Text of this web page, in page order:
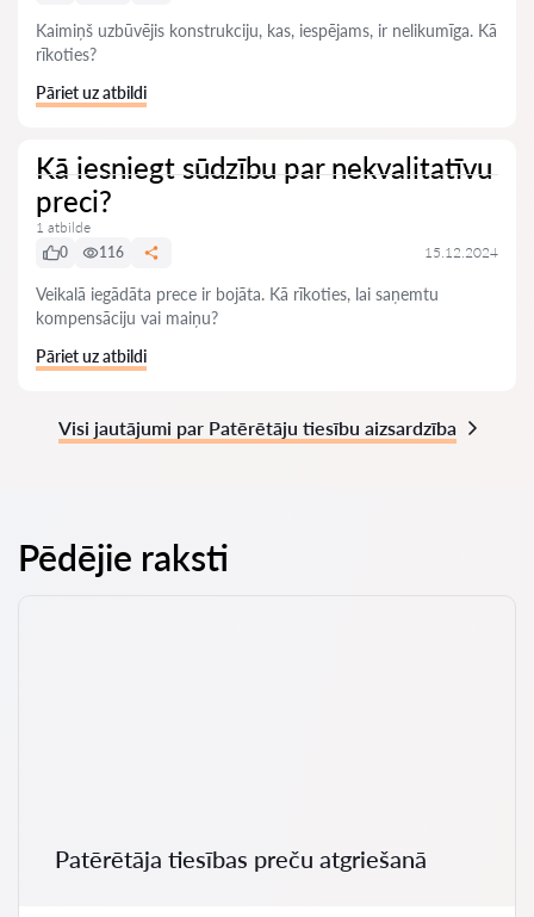
Kaimiņš uzbūvējis konstrukciju, kas, iespējams, ir nelikumīga. Kā
rīkoties?
Pāriet uz atbildi
Kā iesniegt sūdzību par nekvalitatīvu
preci?
1 atbilde
0
116 15.12.2024
Veikalā iegādāta prece ir bojāta. Kā rīkoties, lai saņemtu
kompensāciju vai maiņu?
Pāriet uz atbildi
Visi jautājumi par Patērētāju tiesību aizsardzība
Pēdējie raksti
Patērētāja tiesības preču atgriešanā